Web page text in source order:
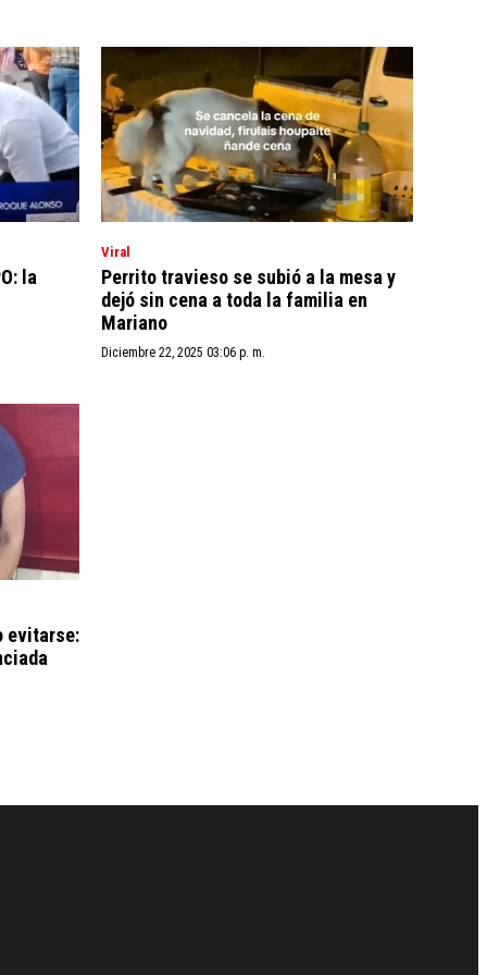
la
Viral
Perrito travieso se subió a la mesa y
dejó sin cena a toda la familia en
Mariano
Diciembre 22, 2025 03:06 p. m.
evitarse: